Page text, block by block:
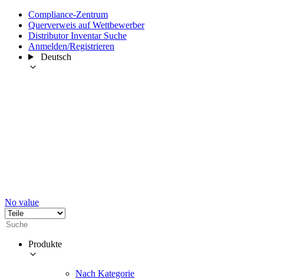
Compliance-Zentrum
Querverweis auf Wettbewerber
Distributor Inventar Suche
Anmelden/Registrieren
Deutsch
No value
Produkte
Nach Kategorie